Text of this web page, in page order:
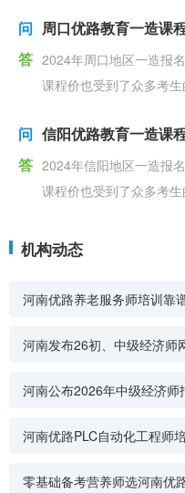
问 周口优路教育一造课
答 2024年周口地区一造报
课程价也受到了众多考
问 信阳优路教育一造课
答 2024年信阳地区一造报
课程价也受到了众多考
机构动态
河南优路养老服务师培训靠
河南发布26初、中级经济师
河南公布2026年中级经济师
河南优路PLC自动化工程师
零基础备考营养师选河南优